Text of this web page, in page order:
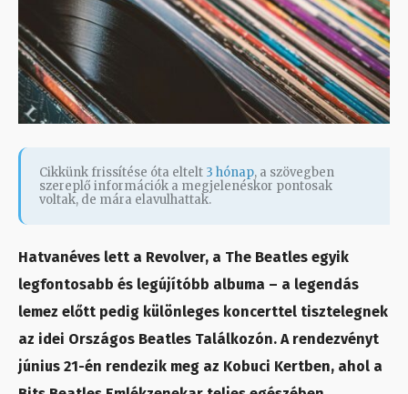
Cikkünk frissítése óta eltelt 3 hónap, a szövegben
szereplő információk a megjelenéskor pontosak
voltak, de mára elavulhattak.
Hatvanéves lett a Revolver, a The Beatles egyik
legfontosabb és legújítóbb albuma – a legendás
lemez előtt pedig különleges koncerttel tisztelegnek
az idei Országos Beatles Találkozón. A rendezvényt
június 21-én rendezik meg az Kobuci Kertben, ahol a